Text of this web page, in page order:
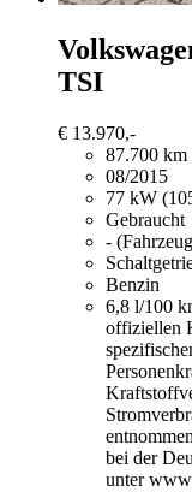
TSI
€ 13.970,-
87.700 km
08/2015
77 kW
Gebraucht
-
Benzin
6,8 l/100
offiziellen
bei der
unter